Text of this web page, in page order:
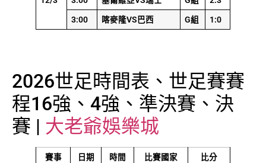
3:00 喀麥隆VS巴西 G組 1:0
2026世足時間表、世足賽賽
程16強、4強、準決賽、決
賽 | 大老爺娛樂城
賽事 日期 時間 比賽國家 比分